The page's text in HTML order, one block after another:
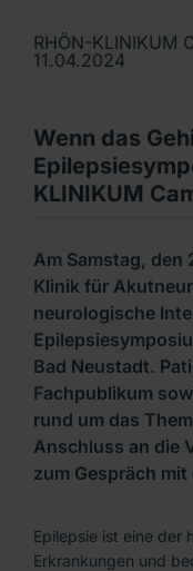
RHÖN-KLINIKUM
11.04.2024
Wenn das
KLINIKUM
Am Samstag,
Klinik für
neurologische
Bad Neustadt.
Fachpublikum
rund um das
Anschluss an die
zum Gespräch
Epilepsie ist eine der
Erkrankungen und